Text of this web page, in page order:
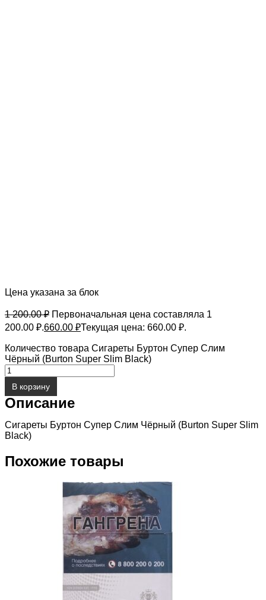
Цена указана за блок
1 200.00₽ Первоначальная цена составляла 1
200.00 ₽.660.00 ₽Текущая цена: 660.00 ₽.
Количество товара Сигареты Буртон Супер Слим
Чёрный (Burton Super Slim Black)
В корзину
Описание
Сигареты Буртон Супер Слим Чёрный (Burton Super Slim
Black)
Похожие товары